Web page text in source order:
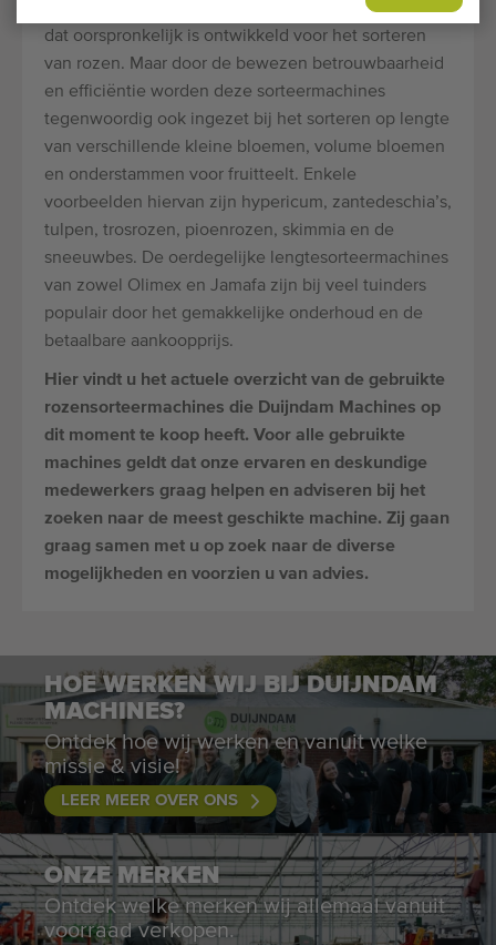
De lengtesorteermachine is een al ouder systeem
dat oorspronkelijk is ontwikkeld voor het sorteren
van rozen. Maar door de bewezen betrouwbaarheid
en efficiëntie worden deze sorteermachines
tegenwoordig ook ingezet bij het sorteren op lengte
van verschillende kleine bloemen, volume bloemen
en onderstammen voor fruitteelt. Enkele
voorbeelden hiervan zijn hypericum, zantedeschia’s,
tulpen, trosrozen, pioenrozen, skimmia en de
sneeuwbes. De oerdegelijke lengtesorteermachines
van zowel Olimex en Jamafa zijn bij veel tuinders
populair door het gemakkelijke onderhoud en de
betaalbare aankoopprijs.
Hier vindt u het actuele overzicht van de gebruikte
rozensorteermachines die Duijndam Machines op
dit moment te koop heeft. Voor alle gebruikte
machines geldt dat onze ervaren en deskundige
medewerkers graag helpen en adviseren bij het
zoeken naar de meest geschikte machine. Zij gaan
graag samen met u op zoek naar de diverse
mogelijkheden en voorzien u van advies.
HOE WERKEN WIJ BIJ DUIJNDAM
MACHINES?
Ontdek hoe wij werken en vanuit welke
missie & visie!
LEER MEER OVER ONS
ONZE MERKEN
Ontdek welke merken wij allemaal vanuit
voorraad verkopen.